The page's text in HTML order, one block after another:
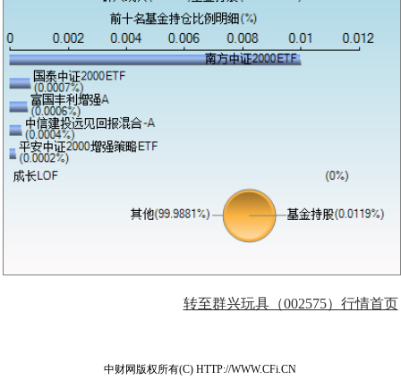
转至群兴玩具（002575）行情首页
中财网版权所有(C) HTTP://WWW.CFi.CN